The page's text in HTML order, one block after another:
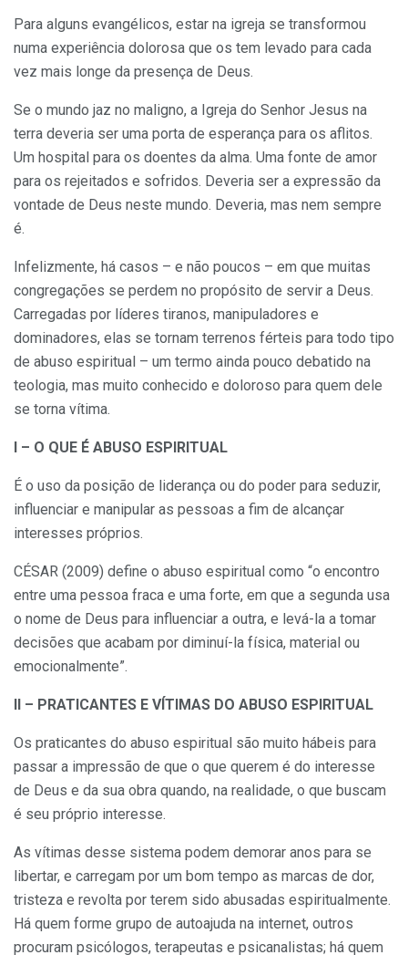
Para alguns evangélicos, estar na igreja se transformou
numa experiência dolorosa que os tem levado para cada
vez mais longe da presença de Deus.
Se o mundo jaz no maligno, a Igreja do Senhor Jesus na
terra deveria ser uma porta de esperança para os aflitos.
Um hospital para os doentes da alma. Uma fonte de amor
para os rejeitados e sofridos. Deveria ser a expressão da
vontade de Deus neste mundo. Deveria, mas nem sempre
é.
Infelizmente, há casos – e não poucos – em que muitas
congregações se perdem no propósito de servir a Deus.
Carregadas por líderes tiranos, manipuladores e
dominadores, elas se tornam terrenos férteis para todo tipo
de abuso espiritual – um termo ainda pouco debatido na
teologia, mas muito conhecido e doloroso para quem dele
se torna vítima.
I – O QUE É ABUSO ESPIRITUAL
É o uso da posição de liderança ou do poder para seduzir,
influenciar e manipular as pessoas a fim de alcançar
interesses próprios.
CÉSAR (2009) define o abuso espiritual como “o encontro
entre uma pessoa fraca e uma forte, em que a segunda usa
o nome de Deus para influenciar a outra, e levá-la a tomar
decisões que acabam por diminuí-la física, material ou
emocionalmente”.
II – PRATICANTES E VÍTIMAS DO ABUSO ESPIRITUAL
Os praticantes do abuso espiritual são muito hábeis para
passar a impressão de que o que querem é do interesse
de Deus e da sua obra quando, na realidade, o que buscam
é seu próprio interesse.
As vítimas desse sistema podem demorar anos para se
libertar, e carregam por um bom tempo as marcas de dor,
tristeza e revolta por terem sido abusadas espiritualmente.
Há quem forme grupo de autoajuda na internet, outros
procuram psicólogos, terapeutas e psicanalistas; há quem